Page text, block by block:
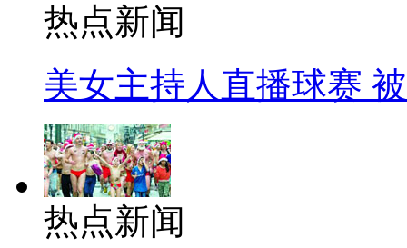
热点新闻
美女主持人直播球赛
热点新闻